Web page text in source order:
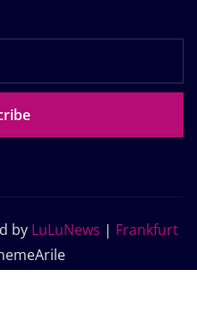
by LuLuNews | Frankfurt